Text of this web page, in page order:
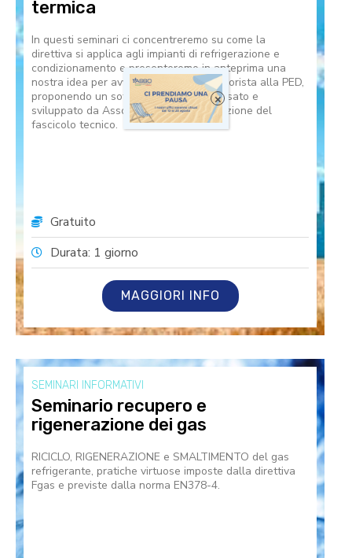
termica
In questi seminari ci concentreremo su come la
direttiva si applica agli impianti di refrigerazione e
condizionamento e presenteremo in anteprima una
nostra idea per avvicinare il tecnico frigorista alla PED,
proponendo un software dedicato, pensato e
sviluppato da Assofrigoristi per la redazione del
fascicolo tecnico.
Gratuito
Durata: 1 giorno
MAGGIORI INFO
SEMINARI INFORMATIVI
Seminario recupero e
rigenerazione dei gas
RICICLO, RIGENERAZIONE e SMALTIMENTO del gas
refrigerante, pratiche virtuose imposte dalla direttiva
Fgas e previste dalla norma EN378-4.
×